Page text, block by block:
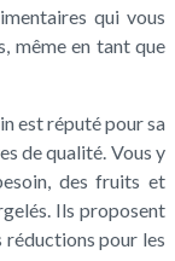
qui vous
même en tant que
est réputé pour sa
de qualité. Vous y
des fruits et
Ils proposent
réductions pour les